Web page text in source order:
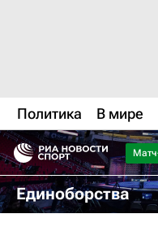
Политика В мире
Единоборства